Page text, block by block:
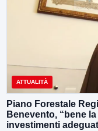
ATTUALITÀ
Piano Forestale
Benevento, “bene
investimenti